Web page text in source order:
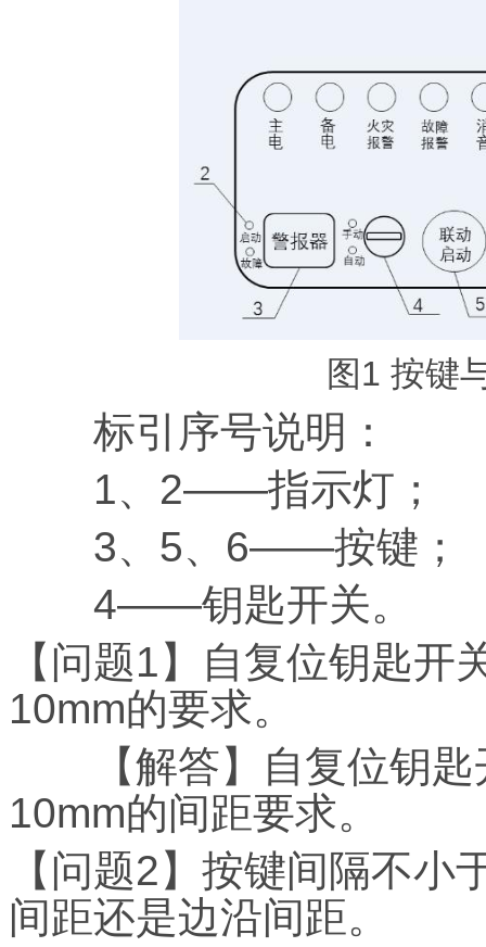
图1 按键
标引序号说明：
1、2——指示灯；
3、5、6——按键；
4——钥匙开关。
【问题1】自复位钥匙
10mm的要求。
【解答】自复位钥匙
10mm的间距要求。
【问题2】按键间隔不
间距还是边沿间距。